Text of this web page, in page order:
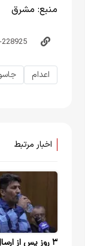
منبع: مشرق
اعدام
اخبار مرتبط
۳ روز پس از